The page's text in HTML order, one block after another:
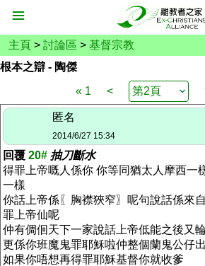
主頁 > 討論區 > 基督宗教
根本之辯 - 陶傑
« 1
<
匿名
2014/6/27 15:34
回覆 20# 抽刀斷水
得罪上帝嘅人係你 你等同猶太人摩西一
一樣
你話上帝係〖胸襟狹窄〗呢句說話係來
罪上帝仙呢
仲有倜佪天下一家說話上帝低能之後又
更係你班魔鬼罪耶穌啦仲整個蘭鬼公仔
如果你唔想再得罪耶穌基督你就收爹